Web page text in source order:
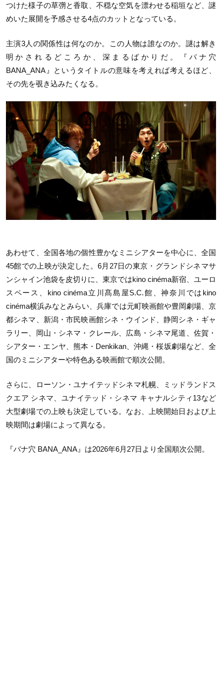
つけた様子の草彅と香取、不穏な空気を漂わせる稲垣など、謎
めいた展開を予感させる4点のカットとなっている。
主演3人の関係性は何なのか。この人物は誰なのか。謎は解き
明かされるどころか、深まるばかりだ。『バナ穴
BANA_ANA』というタイトルの意味を考えれば考えるほど、
その先を覗き込みたくなる。
あわせて、全国各地の個性豊かなミニシアターを中心に、全国
45館での上映が決定した。6月27日の東京・グランドシネマサ
ンシャイン池袋を皮切りに、東京ではkino cinéma新宿、ユーロ
スペース、kino cinéma立川髙島屋S.C.館、神奈川ではkino
cinéma横浜みなとみらい、兵庫では元町映画館や豊岡劇場、京
都シネマ、新潟・市民映画館シネ・ウインド、静岡シネ・ギャ
ラリー、岡山・シネマ・クレール、広島・シネマ尾道、佐賀・
シアター・エンヤ、熊本・Denkikan、沖縄・桜坂劇場など、全
国のミニシアターや特色ある映画館で順次公開。
さらに、ローソン・ユナイテッドシネマ札幌、ミッドランドス
クエア シネマ、ユナイテッド・シネマ キャナルシティ13など
大型劇場での上映も決定している。なお、上映開始日および上
映期間は劇場によって異なる。
『バナ穴 BANA_ANA』は2026年6月27日より全国順次公開。